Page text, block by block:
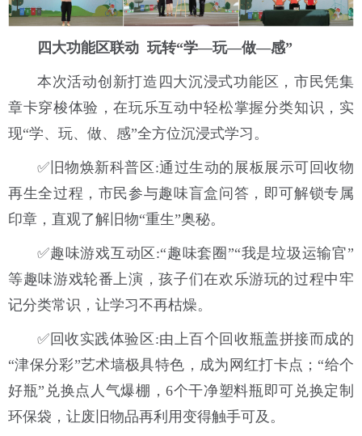
四大功能区联动 玩转“学—玩—做—感”
本次活动创新打造四大沉浸式功能区，市民凭集
章卡穿梭体验，在玩乐互动中轻松掌握分类知识，实
现“学、玩、做、感”全方位沉浸式学习。
✅旧物焕新科普区:通过生动的展板展示可回收物
再生全过程，市民参与趣味盲盒问答，即可解锁专属
印章，直观了解旧物“重生”奥秘。
✅趣味游戏互动区:“趣味套圈”“我是垃圾运输官”
等趣味游戏轮番上演，孩子们在欢乐游玩的过程中牢
记分类常识，让学习不再枯燥。
✅回收实践体验区:由上百个回收瓶盖拼接而成的
“津保分彩”艺术墙极具特色，成为网红打卡点；“给个
好瓶”兑换点人气爆棚，6个干净塑料瓶即可兑换定制
环保袋，让废旧物品再利用变得触手可及。